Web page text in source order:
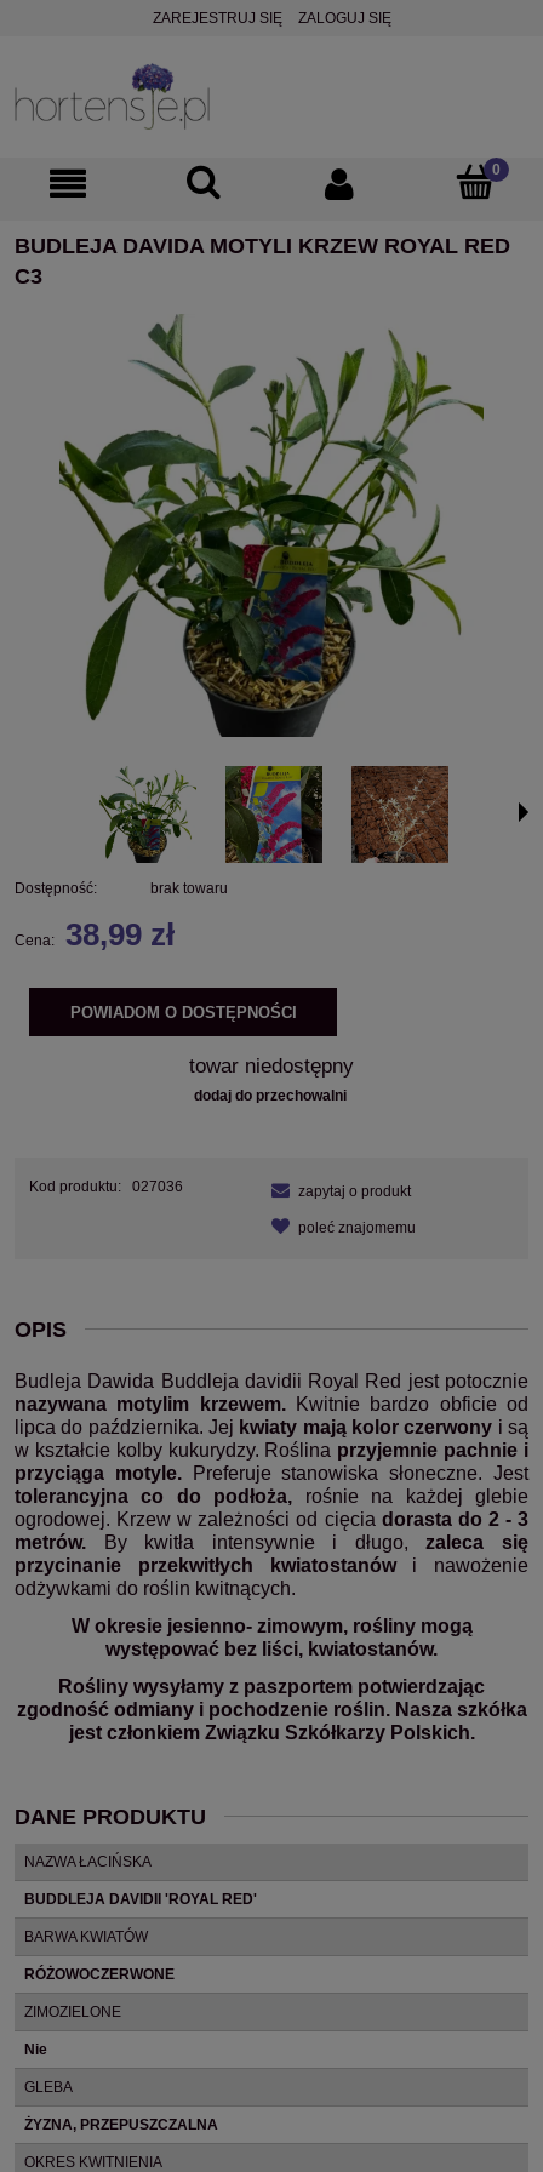
ZAREJESTRUJ SIĘ ZALOGUJ SIĘ
BUDLEJA DAVIDA MOTYLI KRZEW ROYAL RED
C3
Dostępność: brak towaru
Cena: 38,99 zł
POWIADOM O DOSTĘPNOŚCI
towar niedostępny
dodaj do przechowalni
Kod produktu: 027036 zapytaj o produkt
poleć znajomemu
OPIS
Budleja Dawida Buddleja davidii Royal Red jest potocznie
nazywana motylim krzewem.Kwitnie bardzo obficie od
lipca do października. Jej kwiaty mają kolor czerwony i są
w kształcie kolby kukurydzy. Roślina przyjemnie pachnie i
przyciąga motyle.Preferuje stanowiska słoneczne. Jest
tolerancyjna co do podłoża, rośnie na każdej glebie
ogrodowej. Krzew w zależności od cięcia dorasta do 2 - 3
metrów. By kwitła intensywnie i długo,zaleca się
przycinanie przekwitłych kwiatostanówi nawożenie
odżywkami do roślin kwitnących.
W okresie jesienno- zimowym, rośliny mogą
występować bez liści, kwiatostanów.
Rośliny wysyłamy z paszportem potwierdzając
zgodność odmiany i pochodzenie roślin. Nasza szkółka
jest członkiem Związku Szkółkarzy Polskich.
DANE PRODUKTU
NAZWA ŁACIŃSKA
BUDDLEJA DAVIDII 'ROYAL RED'
BARWA KWIATÓW
RÓŻOWOCZERWONE
ZIMOZIELONE
Nie
GLEBA
ŻYZNA, PRZEPUSZCZALNA
OKRES KWITNIENIA